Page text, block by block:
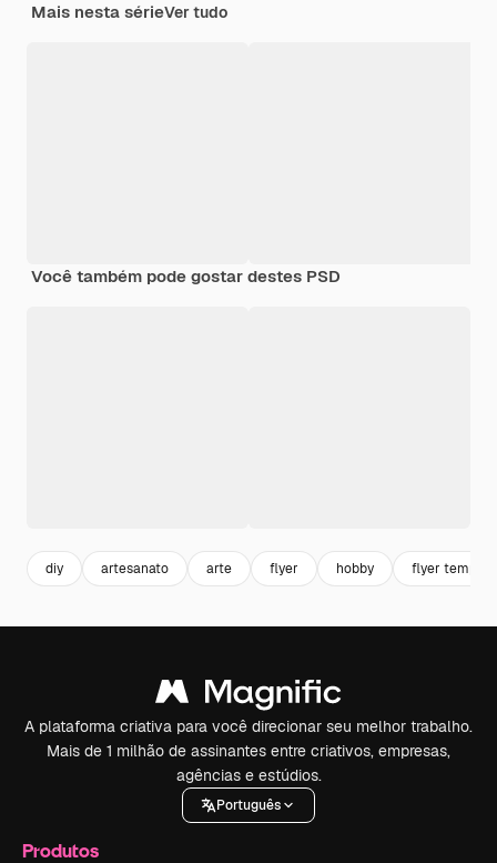
Mais nesta sérieVer tudo
Você também pode gostar destes PSD
diy artesanato arte flyer hobby flyer
A plataforma criativa para você direcionar seu melhor trabalho.
Mais de 1 milhão de assinantes entre criativos, empresas,
agências e estúdios.
Português
Produtos